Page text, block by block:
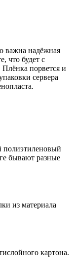
важна надёжная
что будет с
Плёнка порвется и
сервера
полиэтиленовый
бывают разные
из материала
картона.